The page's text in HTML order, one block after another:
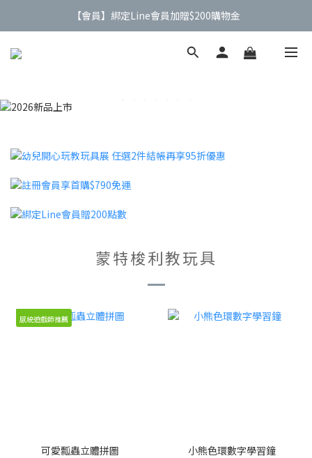
【公告】4/21(二)起 價格調整事宜
【會員】綁定Line會員加贈$200購物金
【公告】4/21(二)起 價格調整事宜
蒙特梭利教玩具
感統遊戲師推薦
可愛瓢蟲立體拼圖 小熊色環數字學習鐘